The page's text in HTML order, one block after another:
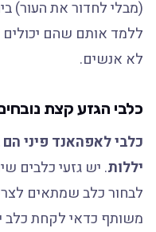
(מבלי לחדור את העור)
ללמד אותם שהם יכולים
לא אנשים.
כלבי הגזע קצת
כלבי לאפהאנד פיני הם
יללות. יש גזעי כלבים
לבחור כלב שמתאים
משותף כדאי לקחת כלב